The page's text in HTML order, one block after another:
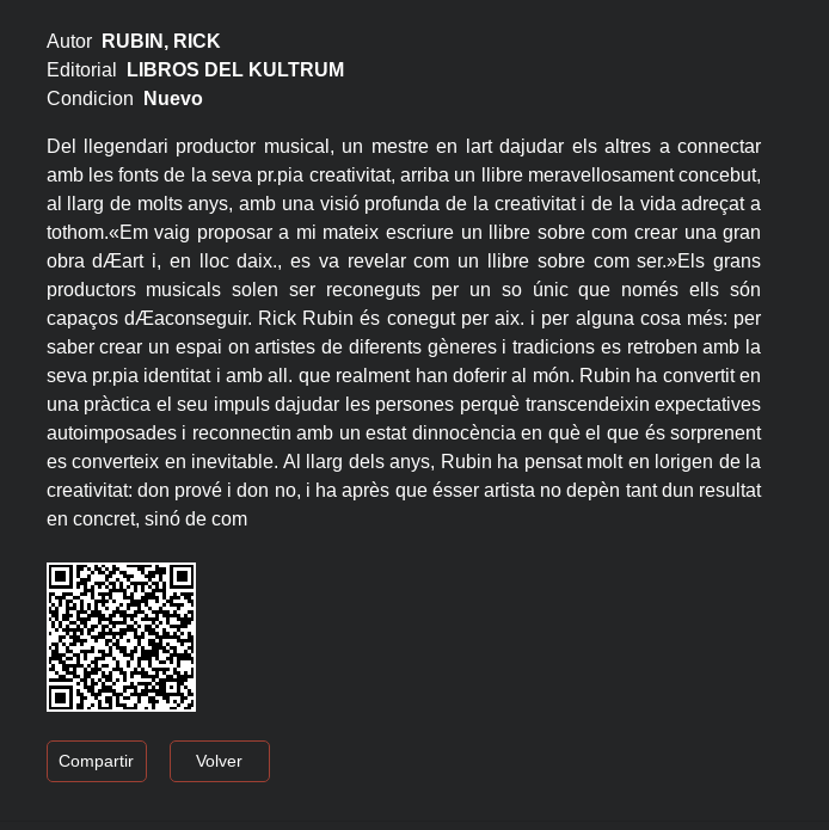
Autor
RUBIN, RICK
Editorial
LIBROS DEL KULTRUM
Condicion
Nuevo
Del llegendari productor musical, un mestre en lart dajudar els altres a connectar
amb les fonts de la seva pr.pia creativitat, arriba un llibre meravellosament concebut,
al llarg de molts anys, amb una visió profunda de la creativitat i de la vida adreçat a
tothom.«Em vaig proposar a mi mateix escriure un llibre sobre com crear una gran
obra dÆart i, en lloc daix., es va revelar com un llibre sobre com ser.»Els grans
productors musicals solen ser reconeguts per un so únic que només ells són
capaços dÆaconseguir. Rick Rubin és conegut per aix. i per alguna cosa més: per
saber crear un espai on artistes de diferents gèneres i tradicions es retroben amb la
seva pr.pia identitat i amb all. que realment han doferir al món. Rubin ha convertit en
una pràctica el seu impuls dajudar les persones perquè transcendeixin expectatives
autoimposades i reconnectin amb un estat dinnocència en què el que és sorprenent
es converteix en inevitable. Al llarg dels anys, Rubin ha pensat molt en lorigen de la
creativitat: don prové i don no, i ha après que ésser artista no depèn tant dun resultat
en concret, sinó de com
Compartir Volver